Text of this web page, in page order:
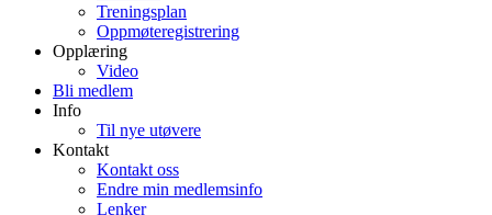
Treningsplan
Oppmøteregistrering
Opplæring
Video
Bli medlem
Info
Til nye utøvere
Kontakt
Kontakt oss
Endre min medlemsinfo
Lenker